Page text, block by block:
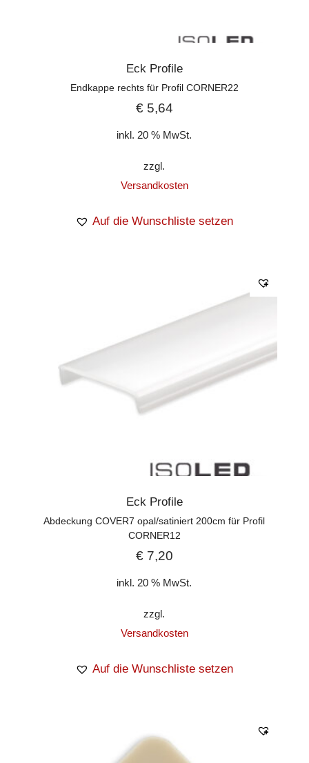
Eck Profile
Endkappe rechts für Profil CORNER22
€5,64
inkl. 20 % MwSt.
zzgl.
Versandkosten
Auf die Wunschliste setzen
Eck Profile
Abdeckung COVER7 opal/satiniert 200cm für Profil
CORNER12
€7,20
inkl. 20 % MwSt.
zzgl.
Versandkosten
Auf die Wunschliste setzen